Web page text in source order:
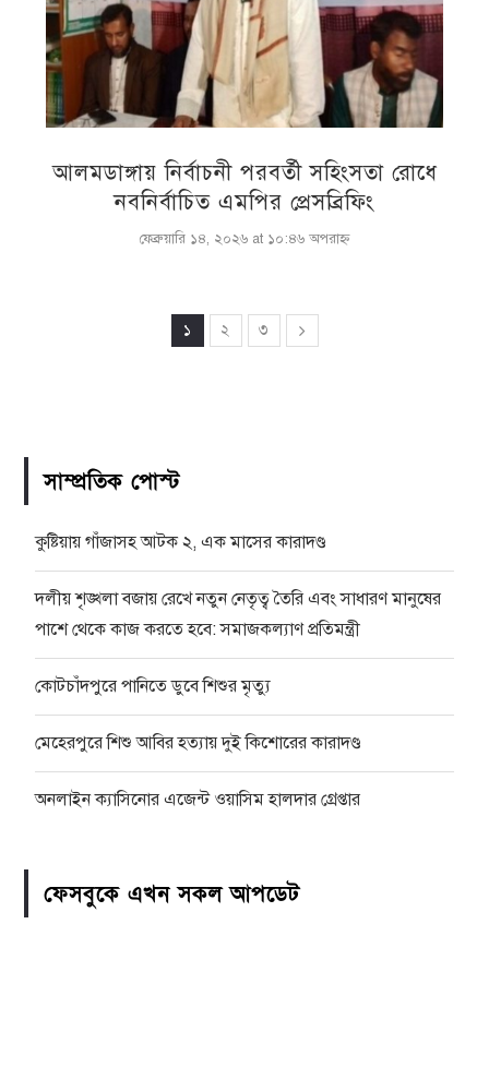
আলমডাঙ্গায় নির্বাচনী পরবর্তী সহিংসতা রোধে
নবনির্বাচিত এমপির প্রেসব্রিফিং
ফেব্রুয়ারি ১৪, ২০২৬ at ১০:৪৬ অপরাহ্ণ
১ ২ ৩
সাম্প্রতিক পোস্ট
কুষ্টিয়ায় গাঁজাসহ আটক ২, এক মাসের কারাদণ্ড
দলীয় শৃঙ্খলা বজায় রেখে নতুন নেতৃত্ব তৈরি এবং সাধারণ মানুষের
পাশে থেকে কাজ করতে হবে: সমাজকল্যাণ প্রতিমন্ত্রী
কোটচাঁদপুরে পানিতে ডুবে শিশুর মৃত্যু
মেহেরপুরে শিশু আবির হত্যায় দুই কিশোরের কারাদণ্ড
অনলাইন ক্যাসিনোর এজেন্ট ওয়াসিম হালদার গ্রেপ্তার
ফেসবুকে এখন সকল আপডেট